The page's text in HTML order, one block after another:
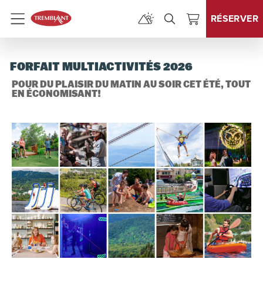
Menu RÉSERVER
FORFAIT MULTIACTIVITÉS 2026
POUR DU PLAISIR DU MATIN AU SOIR CET ÉTÉ, TOUT
EN ÉCONOMISANT!